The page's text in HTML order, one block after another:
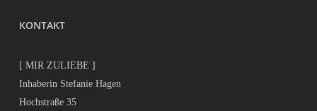
KONTAKT
[ MIR ZULIEBE ]
Inhaberin Stefanie Hagen
Hochstraße 35